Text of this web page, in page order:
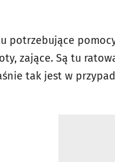
potrzebujące
zające. Są tu
tak jest w